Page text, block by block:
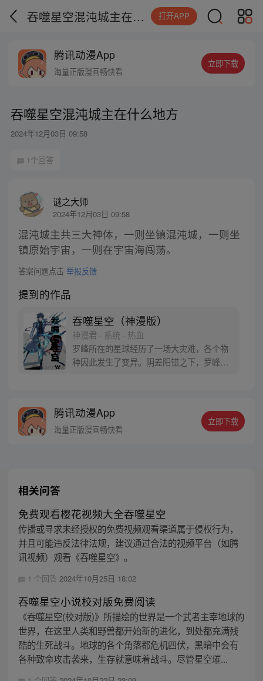
吞噬星空混沌城主在什么地方 打开APP
腾讯动漫App
海量正版漫画畅快看
立即下载
吞噬星空混沌城主在什么地方
2024年12月03日 09:58
1个回答
谜之大师
2024年12月03日 09:58
混沌城主共三大神体，一则坐镇混沌城，一则坐
镇原始宇宙，一则在宇宙海闯荡。
答案问题点击 举报反馈
提到的作品
吞噬星空（神漫版）
神漫君 · 系统 · 热血
罗峰所在的星球经历了一场大灾难，各个物
种因此发生了变异。阴差阳错之下，罗峰得
取而代之，成为了新的星空吞噬巨兽，同时
还形成了人类分身。最终，罗峰迈出了他所
腾讯动漫App
海量正版漫画畅快看
立即下载
相关问答
免费观看樱花视频大全吞噬星空
传播或寻求未经授权的免费视频观看渠道属于侵权行为，
并且可能违反法律法规，建议通过合法的视频平台（如腾
讯视频）观看《吞噬星空》。
1 个回答 2024年10月25日 18:02
吞噬星空小说校对版免费阅读
《吞噬星空(校对版)》所描绘的世界是一个武者主宰地球的
世界，在这里人类和野兽都开始新的进化，到处都充满残
酷的生死战斗。地球的各个角落都危机四伏，黑暗中会有
各种致命攻击袭来，生存就意味着战斗。尽管星空璀...